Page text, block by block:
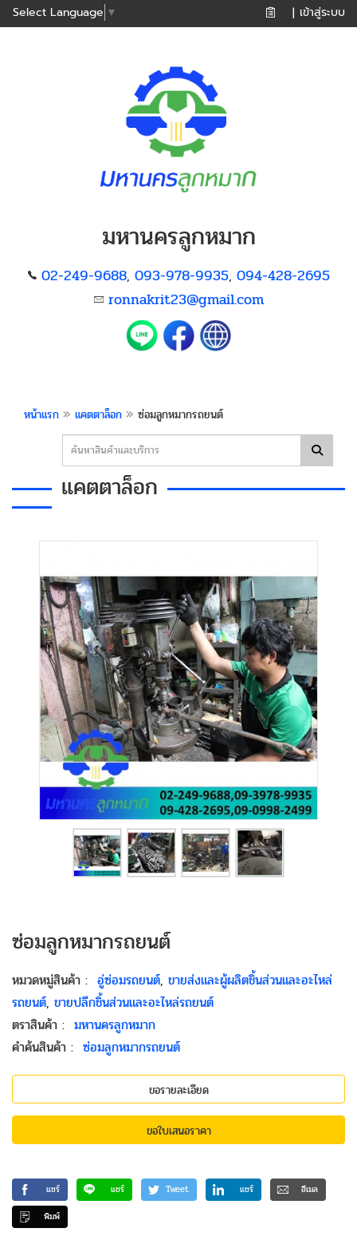
Select Language ▼ | เข้าสู่ระบบ
มหานครลูกหมาก
02-249-9688, 093-978-9935, 094-428-2695
ronnakrit23@gmail.com
หน้าแรก » แคตตาล็อก » ซ่อมลูกหมากรถยนต์
แคตตาล็อก
ซ่อมลูกหมากรถยนต์
หมวดหมู่สินค้า : อู่ซ่อมรถยนต์, ขายส่งและผู้ผลิตชิ้นส่วนและอะไหล่
รถยนต์, ขายปลีกชิ้นส่วนและอะไหล่รถยนต์
ตราสินค้า : มหานครลูกหมาก
คำค้นสินค้า : ซ่อมลูกหมากรถยนต์
ขอรายละเอียด
ขอใบเสนอราคา
แชร์ แชร์ Tweet แชร์
อีเมล
พิมพ์